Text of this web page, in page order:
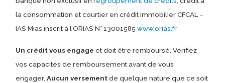
la consommation et courtier en crédit immobilier CFCAL –
IAS Mias inscrit à l’ORIAS N° 13001585www.orias.fr
Un crédit vous engage et doit être remboursé. Vérifiez
vos capacités de remboursement avant de vous
engager.Aucun versementde quelque nature que ce soit